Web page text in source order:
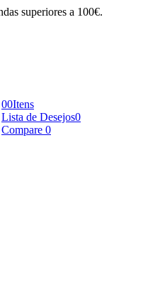
superiores a 100€.
00Itens
Lista de Desejos0
Compare 0